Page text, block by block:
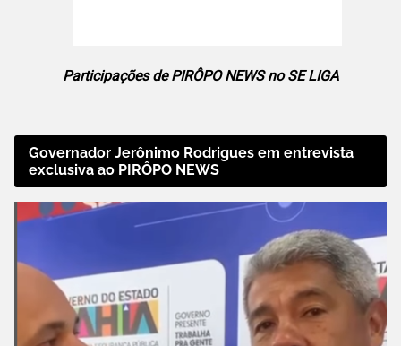
Participações de PIRÔPO NEWS no SE LIGA
Governador Jerônimo Rodrigues em entrevista
exclusiva ao PIRÔPO NEWS